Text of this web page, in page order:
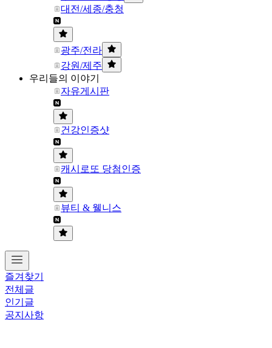
대전/세종/충청
광주/전라
강원/제주
우리들의 이야기
자유게시판
건강인증샷
캐시로또 당첨인증
뷰티 & 웰니스
즐겨찾기
전체글
인기글
공지사항